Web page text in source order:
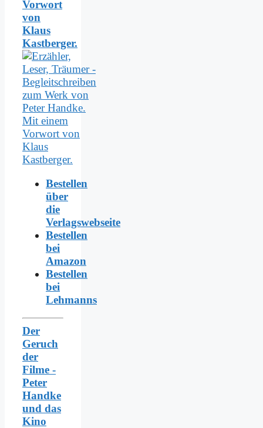
Vorwort
von
Klaus
Kastberger.
Bestellen
über
die
Verlagswebseite
Bestellen
bei
Amazon
Bestellen
bei
Lehmanns
Der
Geruch
der
Filme -
Peter
Handke
und das
Kino